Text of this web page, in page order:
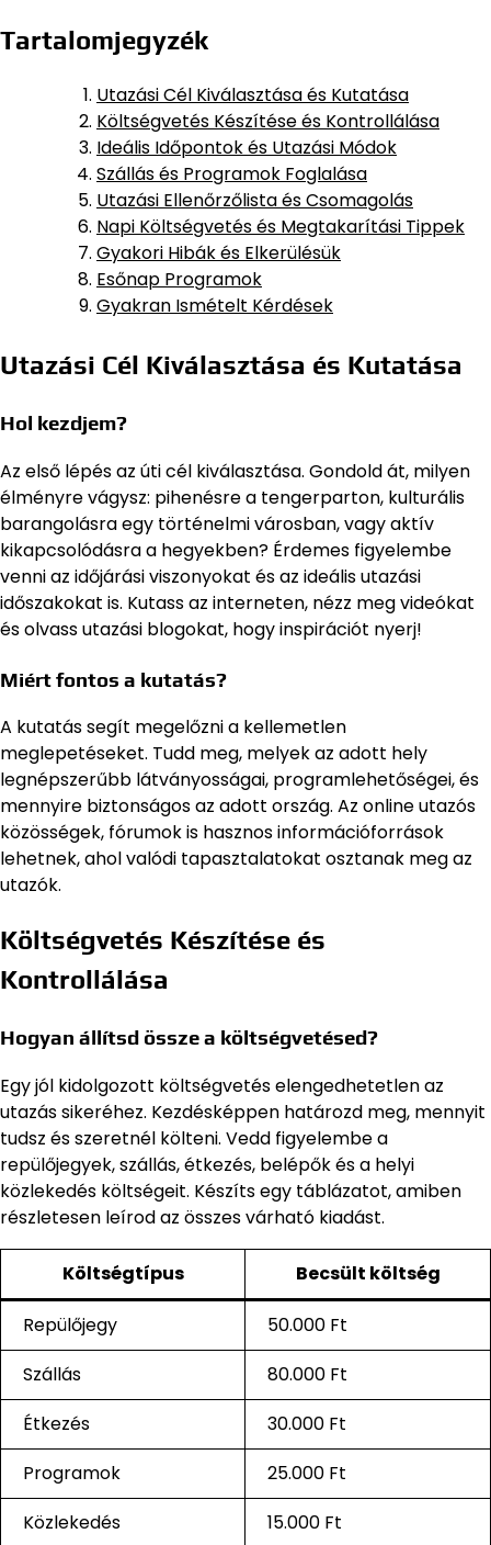
Tartalomjegyzék
Utazási Cél Kiválasztása és Kutatása
Költségvetés Készítése és Kontrollálása
Ideális Időpontok és Utazási Módok
Szállás és Programok Foglalása
Utazási Ellenőrzőlista és Csomagolás
Napi Költségvetés és Megtakarítási Tippek
Gyakori Hibák és Elkerülésük
Esőnap Programok
Gyakran Ismételt Kérdések
Utazási Cél Kiválasztása és Kutatása
Hol kezdjem?
Az első lépés az úti cél kiválasztása. Gondold át, milyen
élményre vágysz: pihenésre a tengerparton, kulturális
barangolásra egy történelmi városban, vagy aktív
kikapcsolódásra a hegyekben? Érdemes figyelembe
venni az időjárási viszonyokat és az ideális utazási
időszakokat is. Kutass az interneten, nézz meg videókat
és olvass utazási blogokat, hogy inspirációt nyerj!
Miért fontos a kutatás?
A kutatás segít megelőzni a kellemetlen
meglepetéseket. Tudd meg, melyek az adott hely
legnépszerűbb látványosságai, programlehetőségei, és
mennyire biztonságos az adott ország. Az online utazós
közösségek, fórumok is hasznos információforrások
lehetnek, ahol valódi tapasztalatokat osztanak meg az
utazók.
Költségvetés Készítése és
Kontrollálása
Hogyan állítsd össze a költségvetésed?
Egy jól kidolgozott költségvetés elengedhetetlen az
utazás sikeréhez. Kezdésképpen határozd meg, mennyit
tudsz és szeretnél költeni. Vedd figyelembe a
repülőjegyek, szállás, étkezés, belépők és a helyi
közlekedés költségeit. Készíts egy táblázatot, amiben
részletesen leírod az összes várható kiadást.
Költségtípus Becsült költség
Repülőjegy
50.000 Ft
Szállás
80.000 Ft
Étkezés
30.000 Ft
Programok
25.000 Ft
Közlekedés
15.000 Ft